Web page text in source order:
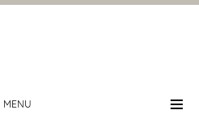
MENU